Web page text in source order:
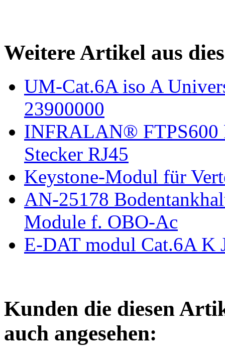
Weitere Artikel aus
UM-Cat.6A iso A
23900000
INFRALAN® FTPS600
Stecker RJ45
Keystone-Modul für
AN-25178
Module f. OBO-Ac
E-DAT modul Cat.6A K
Kunden die diesen
auch angesehen: